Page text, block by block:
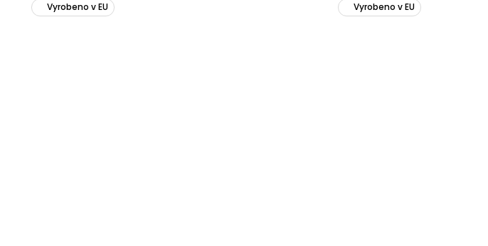
Vyrobeno v EU
Vyrobeno v EU